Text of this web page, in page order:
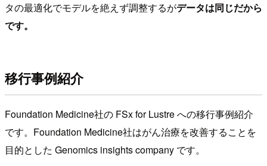
タの最適化でモデルを絶えず調整するがデータは同じだから
です。
移行事例紹介
Foundation Medicine社の FSx for Lustre への移行事例紹介
です。Foundation Medicine社はがん治療を改善することを
目的とした Genomics insights company です。